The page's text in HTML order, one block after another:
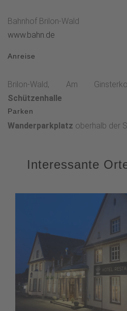
Bahnhof Brilon-Wald
www.bahn.de
Anreise
Brilon-Wald, Am
Schützenhalle
Parken
Wanderparkplatz oberhalb der
Interessante